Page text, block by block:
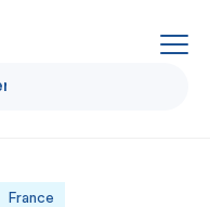
France